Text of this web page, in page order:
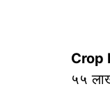
Crop
५५